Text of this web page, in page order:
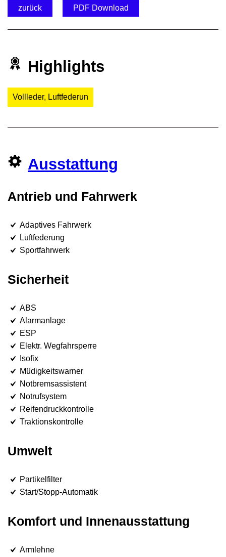
zurück PDF Download
Highlights
Vollleder, Luftfederun
Ausstattung
Antrieb und Fahrwerk
Adaptives Fahrwerk
Luftfederung
Sportfahrwerk
Sicherheit
ABS
Alarmanlage
ESP
Elektr. Wegfahrsperre
Isofix
Müdigkeitswarner
Notbremsassistent
Notrufsystem
Reifendruckkontrolle
Traktionskontrolle
Umwelt
Partikelfilter
Start/Stopp-Automatik
Komfort und Innenausstattung
Armlehne